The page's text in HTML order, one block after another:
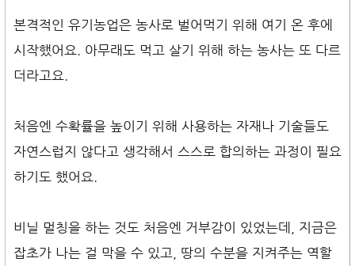
본격적인 유기농업은 농사로 벌어먹기 위해 여기 온 후에
시작했어요. 아무래도 먹고 살기 위해 하는 농사는 또 다르
더라고요.
처음엔 수확률을 높이기 위해 사용하는 자재나 기술들도
자연스럽지 않다고 생각해서 스스로 합의하는 과정이 필요
하기도 했어요.
비닐 멀칭을 하는 것도 처음엔 거부감이 있었는데, 지금은
잡초가 나는 걸 막을 수 있고, 땅의 수분을 지켜주는 역할